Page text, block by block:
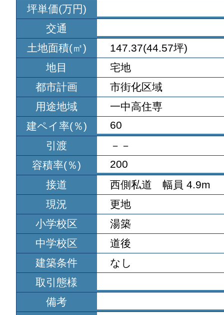
坪単価(万円)
交通
土地面積(㎡)
147.37(44.57坪)
地目
宅地
都市計画
市街化区域
用途地域
一中高住専
建ペイ率(％)
60
引渡
－－
容積率(％)
200
接道
西側私道 幅員 4.9m
現況
更地
小学校区
湯築
中学校区
道後
建築条件
なし
取引態様
備考